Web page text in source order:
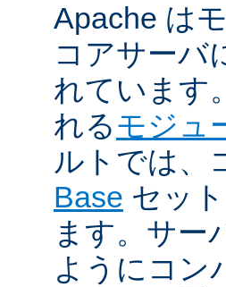
Apache は
コアサーバ
れています
れるモジュ
ルトでは、
Base セッ
ます。サー
ようにコン